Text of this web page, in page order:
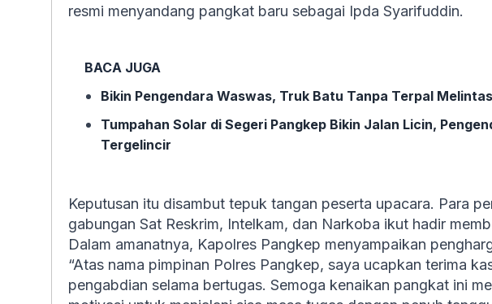
resmi menyandang pangkat baru sebagai Ipda Syarifuddin.
BACA JUGA
Bikin Pengendara Waswas, Truk Batu Tanpa Terpal
Tumpahan Solar di Segeri Pangkep Bikin Jalan Licin,
Tergelincir
Keputusan itu disambut tepuk tangan peserta upacara. Para
gabungan Sat Reskrim, Intelkam, dan Narkoba ikut hadir
Dalam amanatnya, Kapolres Pangkep menyampaikan
“Atas nama pimpinan Polres Pangkep, saya ucapkan terima
pengabdian selama bertugas. Semoga kenaikan pangkat ini